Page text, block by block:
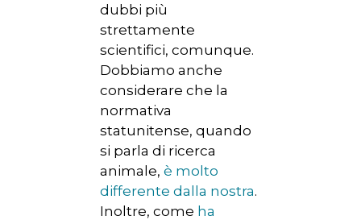
dubbi più
strettamente
scientifici, comunque.
Dobbiamo anche
considerare che la
normativa
statunitense, quando
si parla di ricerca
animale, è molto
differente dalla nostra.
Inoltre, come ha